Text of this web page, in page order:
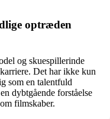
optræden
og skuespillerinde
Det har ikke kun
som en talentfuld
dybtgående forståelse
filmskaber.